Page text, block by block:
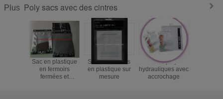
Plus Poly sacs avec des cintres
Sac en plastique
en fermoirs
fermées et
Sacs à crochets
en plastique sur
mesure
Sacs poly
hydrauliques avec
accrochage